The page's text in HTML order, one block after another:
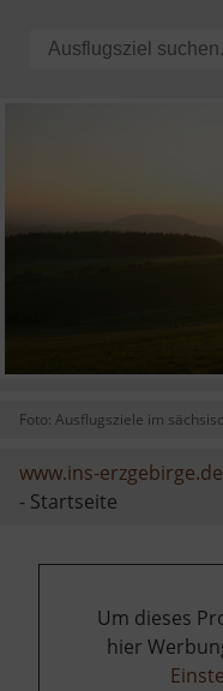
Foto: Ausflugsziele im
www.ins-erzgebirge.de
- Startseite
Um dieses
hier